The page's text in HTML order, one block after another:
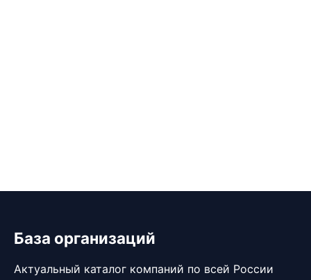
База организаций
Актуальный каталог компаний по всей России